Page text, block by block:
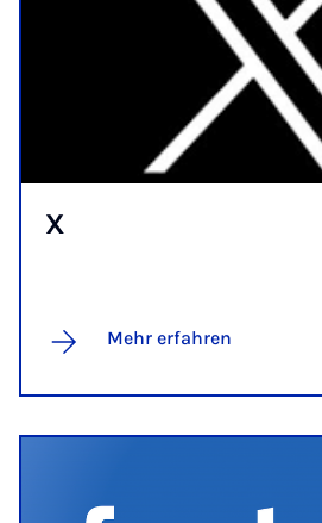
X
Mehr erfahren